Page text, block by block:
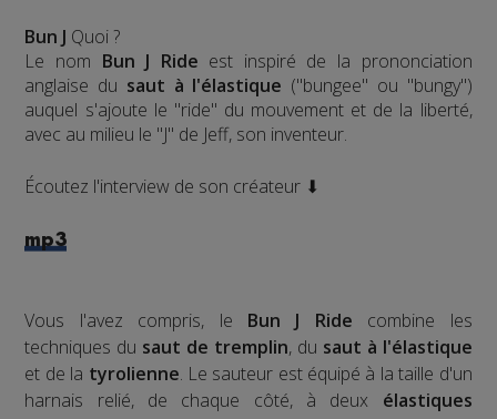
Bun J Quoi ?
Le nom Bun J Ride est inspiré de la prononciation
anglaise du saut à l'élastique ("bungee" ou "bungy")
auquel s'ajoute le "ride" du mouvement et de la liberté,
avec au milieu le "J" de Jeff, son inventeur.
Écoutez l'interview de son créateur ⬇
mp3
Vous l'avez compris, le Bun J Ride combine les
techniques du saut de tremplin, du saut à l'élastique
et de la tyrolienne. Le sauteur est équipé à la taille d'un
harnais relié, de chaque côté, à deux élastiques